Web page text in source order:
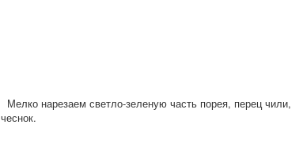
Мелко нарезаем светло-зеленую часть порея, перец чили,
чеснок.